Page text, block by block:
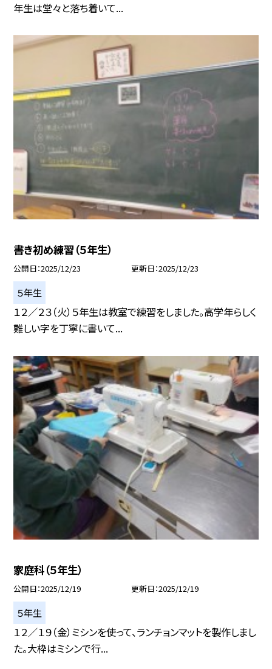
年生は堂々と落ち着いて...
書き初め練習（５年生）
公開日 2025/12/23 更新日 2025/12/23
５年生
１２／２３（火）５年生は教室で練習をしました。高学年らしく
難しい字を丁寧に書いて...
家庭科（５年生）
公開日 2025/12/19 更新日 2025/12/19
５年生
１２／１９（金）ミシンを使って、ランチョンマットを製作しまし
た。大枠はミシンで行...